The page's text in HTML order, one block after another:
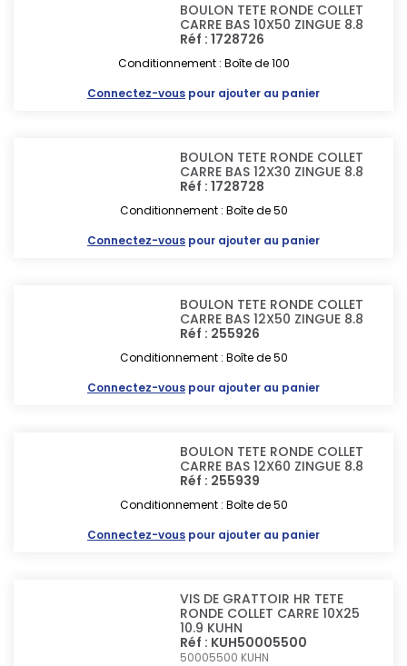
BOULON TETE RONDE COLLET
CARRE BAS 10X50 ZINGUE 8.8
Réf : 1728726
Conditionnement : Boîte de 100
Connectez-vous pour ajouter au panier
BOULON TETE RONDE COLLET
CARRE BAS 12X30 ZINGUE 8.8
Réf : 1728728
Conditionnement : Boîte de 50
Connectez-vous pour ajouter au panier
BOULON TETE RONDE COLLET
CARRE BAS 12X50 ZINGUE 8.8
Réf : 255926
Conditionnement : Boîte de 50
Connectez-vous pour ajouter au panier
BOULON TETE RONDE COLLET
CARRE BAS 12X60 ZINGUE 8.8
Réf : 255939
Conditionnement : Boîte de 50
Connectez-vous pour ajouter au panier
VIS DE GRATTOIR HR TETE
RONDE COLLET CARRE 10X25
10.9 KUHN
Réf : KUH50005500
50005500 KUHN